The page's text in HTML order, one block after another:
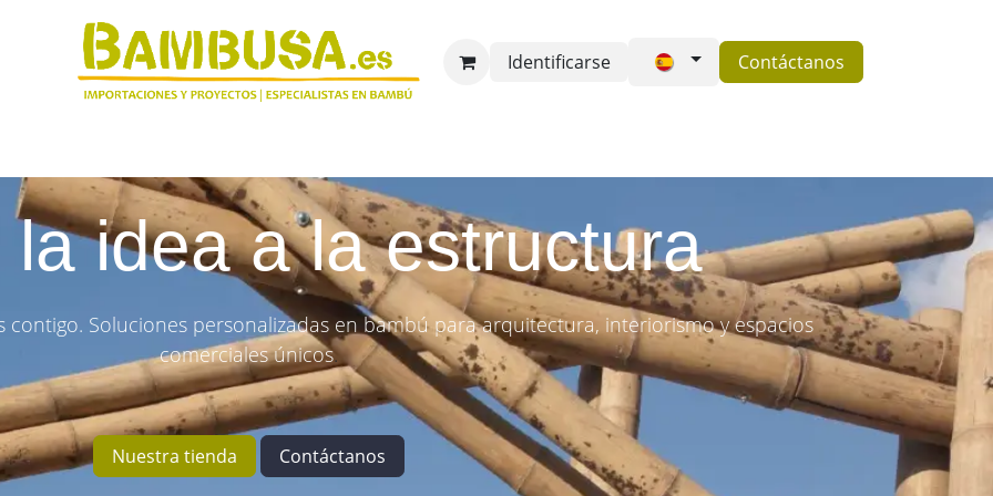
Identificarse Contáctanos
la idea a la estructura
contigo. Soluciones personalizadas en bambú para arquitectura, interiorismo y espacios
comerciales únicos.
Nuestra tienda Contáctanos